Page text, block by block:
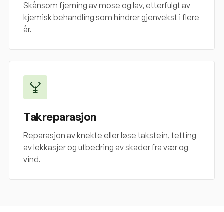
Skånsom fjerning av mose og lav, etterfulgt av
kjemisk behandling som hindrer gjenvekst i flere
år.
Takreparasjon
Reparasjon av knekte eller løse takstein, tetting
av lekkasjer og utbedring av skader fra vær og
vind.